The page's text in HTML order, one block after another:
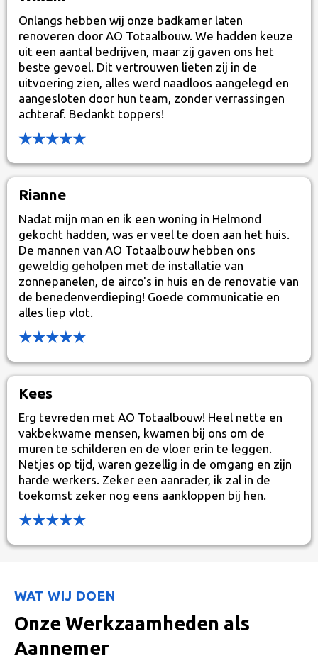
Onlangs hebben wij onze badkamer laten
renoveren door AO Totaalbouw. We hadden keuze
uit een aantal bedrijven, maar zij gaven ons het
beste gevoel. Dit vertrouwen lieten zij in de
uitvoering zien, alles werd naadloos aangelegd en
aangesloten door hun team, zonder verrassingen
achteraf. Bedankt toppers!
★★★★★
Rianne
Nadat mijn man en ik een woning in Helmond
gekocht hadden, was er veel te doen aan het huis.
De mannen van AO Totaalbouw hebben ons
geweldig geholpen met de installatie van
zonnepanelen, de airco's in huis en de renovatie van
de benedenverdieping! Goede communicatie en
alles liep vlot.
★★★★★
Kees
Erg tevreden met AO Totaalbouw! Heel nette en
vakbekwame mensen, kwamen bij ons om de
muren te schilderen en de vloer erin te leggen.
Netjes op tijd, waren gezellig in de omgang en zijn
harde werkers. Zeker een aanrader, ik zal in de
toekomst zeker nog eens aankloppen bij hen.
★★★★★
WAT WIJ DOEN
Onze Werkzaamheden als
Aannemer